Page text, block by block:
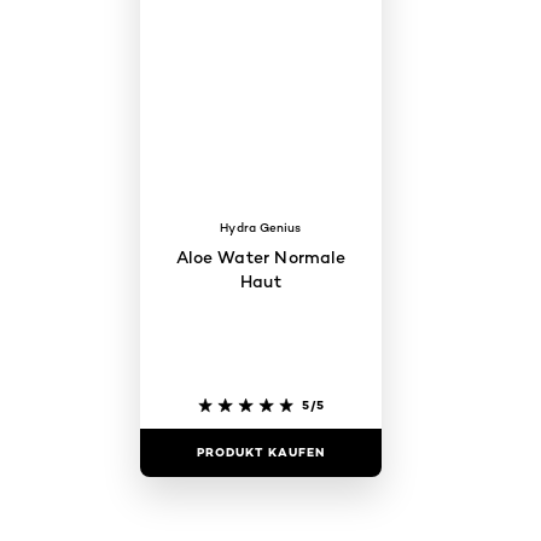
Hydra Genius
Aloe Water Normale
Haut
5/5
PRODUKT KAUFEN